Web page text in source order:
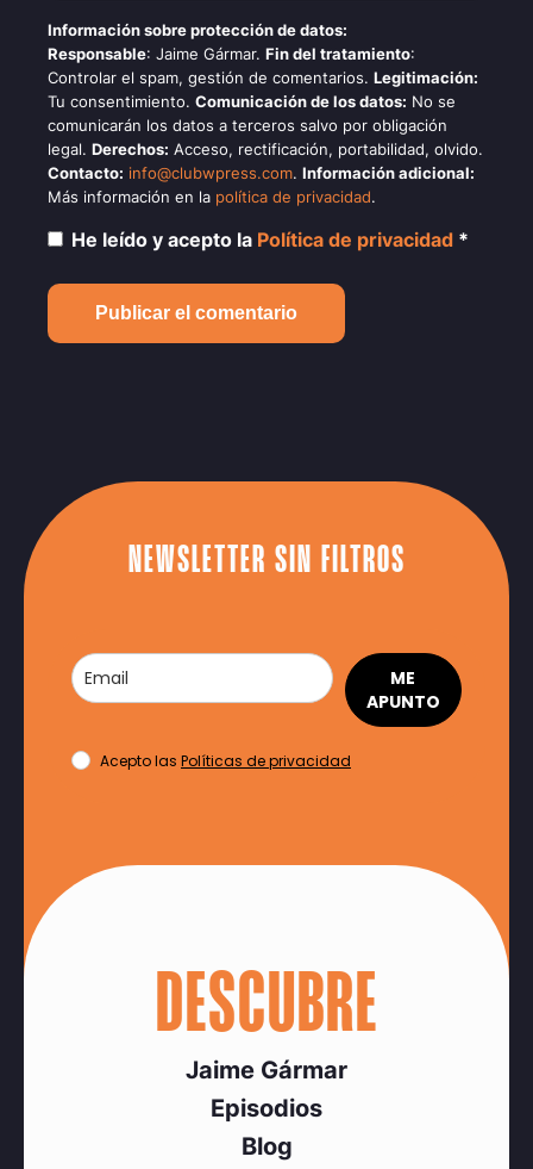
Información sobre protección de datos:
Responsable: Jaime Gármar. Fin del tratamiento:
Controlar el spam, gestión de comentarios. Legitimación:
Tu consentimiento. Comunicación de los datos: No se
comunicarán los datos a terceros salvo por obligación
legal. Derechos: Acceso, rectificación, portabilidad, olvido.
Contacto: info@clubwpress.com. Información adicional:
Más información en la política de privacidad.
He leído y acepto la Política de privacidad *
NEWSLETTER SIN FILTROS
ME
APUNTO
Acepto las Políticas de privacidad
DESCUBRE
Jaime Gármar
Episodios
Blog